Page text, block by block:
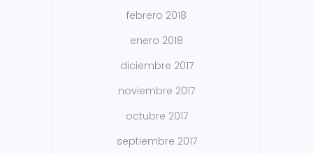
febrero 2018
enero 2018
diciembre 2017
noviembre 2017
octubre 2017
septiembre 2017